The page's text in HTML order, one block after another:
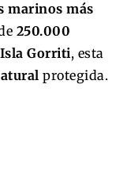
marinos más
250.000
Isla Gorriti, esta
protegida.